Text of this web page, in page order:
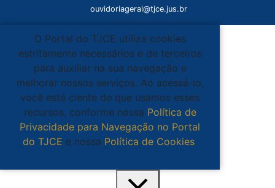
ouvidoriageral@tjce.jus.br
O Portal do TJCE utiliza cookies
estritamente necessários e de terceiros
para auxiliar na sua navegação e
melhorar nossos serviços. Ao acessá-lo,
você está ciente de que usamos esses
recursos, conforme nossa Política de
Privacidade para Navegação no Portal
do TJCE e nossa Política de Cookies.